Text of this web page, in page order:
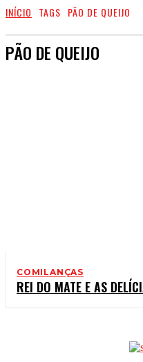
INÍCIO TAGS PÃO DE QUEIJO
PÃO DE QUEIJO
COMILANÇAS
REI DO MATE E AS